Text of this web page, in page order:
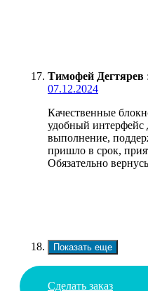
Тимофей Дегтярев :
07.12.2024
Качественные
удобный интерфейс
выполнение,
пришло в срок,
Обязательно
Показать еще
Сделать заказ